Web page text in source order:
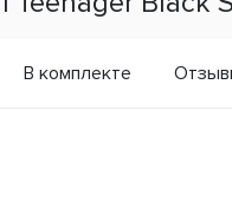
В комплекте